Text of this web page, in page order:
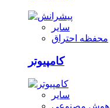
سایر
محفظه احتراق
کامپیوتر
سایر